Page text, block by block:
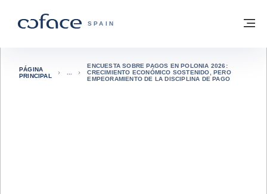
COFACE - FOR TRADE
SPAIN
Volver a la página principal
PÁGINA
PRINCIPAL
ENCUESTA SOBRE PAGOS EN POLONIA 2026:
CRECIMIENTO ECONÓMICO SOSTENIDO, PERO
EMPEORAMIENTO DE LA DISCIPLINA DE PAGO